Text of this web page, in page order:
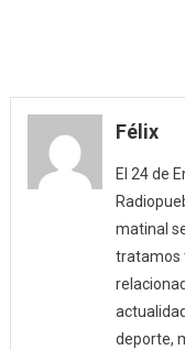
Félix
El 24 de
matinal
tratamos
deporte,